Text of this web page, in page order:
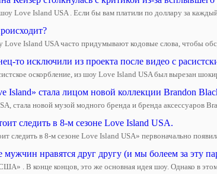
Love Island USA . Если бы вам платили по доллару за
Island USA часто придумывают кодовые слова, чтобы
то исключили из проекта после видео с
оскорбление, из шоу Love Island USA был вырезан
Island» стала лицом новой коллекции Brandon
стала новой музой модного бренда и бренда аксессуаров
следить в 8-м сезоне Love Island USA.
в 8-м сезоне Love Island USA» первоначально
нравятся друг другу (и мы болеем за эту
. В конце концов, это же основная идея шоу. Однако в этом